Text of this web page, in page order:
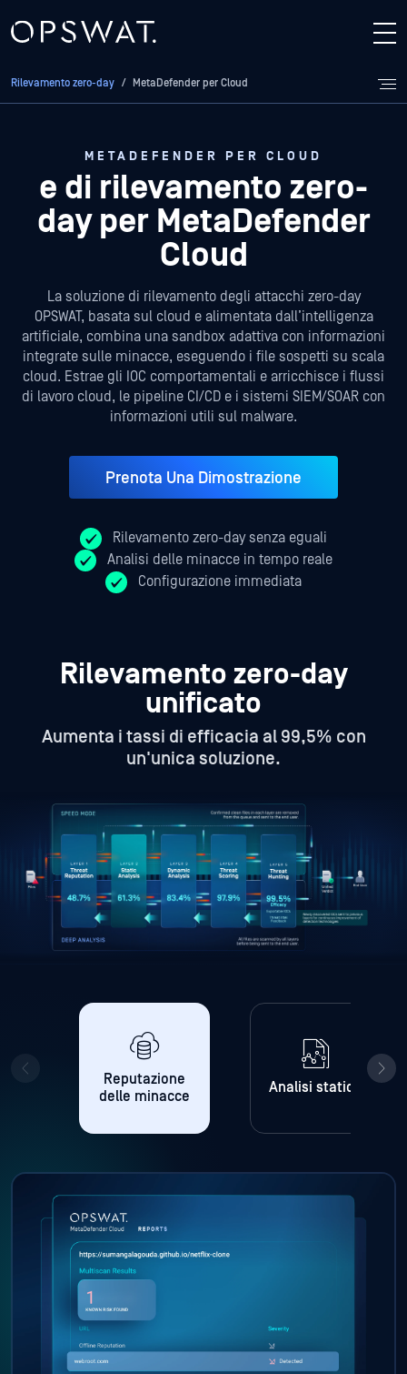
Rilevamento zero-day / MetaDefender per Cloud
METADEFENDER PER CLOUD
e di rilevamento zero-
day per MetaDefender
Cloud
La soluzione di rilevamento degli attacchi zero-day
OPSWAT, basata sul cloud e alimentata dall’intelligenza
artificiale, combina una sandbox adattiva con informazioni
integrate sulle minacce, eseguendo i file sospetti su scala
cloud. Estrae gli IOC comportamentali e arricchisce i flussi
di lavoro cloud, le pipeline CI/CD e i sistemi SIEM/SOAR con
informazioni utili sul malware.
Prenota Una Dimostrazione
Rilevamento zero-day senza eguali
Analisi delle minacce in tempo reale
Configurazione immediata
Rilevamento zero-day
unificato
Aumenta i tassi di efficacia al 99,5% con
un'unica soluzione.
Reputazione
delle minacce
Analisi statica